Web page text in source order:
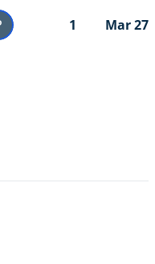
1 Mar 27